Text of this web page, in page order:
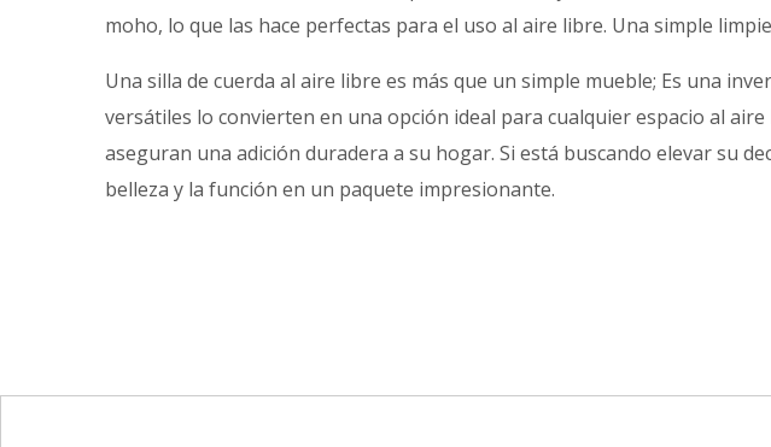
moho, lo que las hace perfectas para el uso al aire libre. Una simple
Una silla de cuerda al aire libre es más que un simple mueble; Es una
versátiles lo convierten en una opción ideal para cualquier espacio al
aseguran una adición duradera a su hogar. Si está buscando elevar su
belleza y la función en un paquete impresionante.